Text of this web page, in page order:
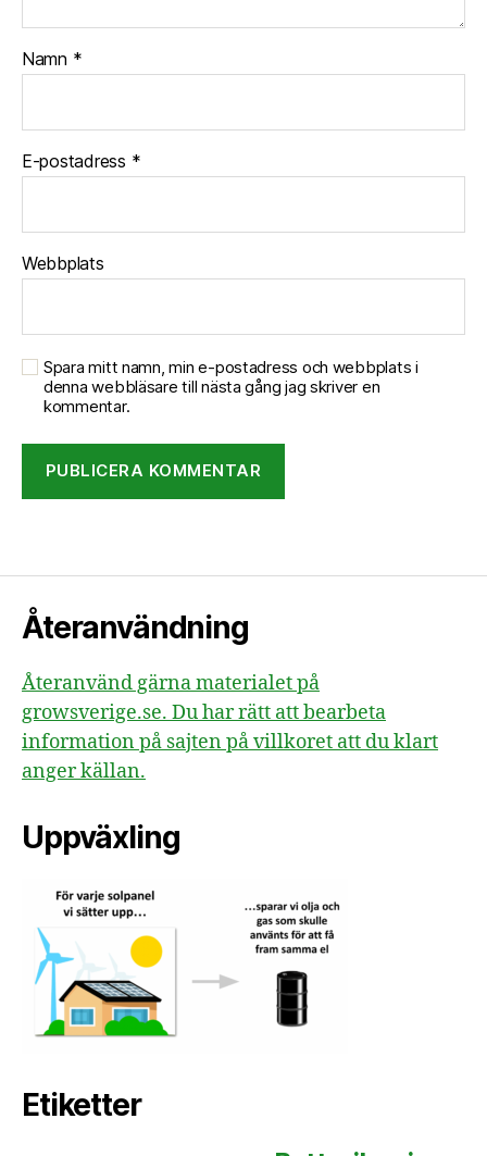
Namn *
E-postadress *
Webbplats
Spara mitt namn, min e-postadress och webbplats i
denna webbläsare till nästa gång jag skriver en
kommentar.
Återanvändning
Återanvänd gärna materialet på
growsverige.se. Du har rätt att bearbeta
information på sajten på villkoret att du klart
anger källan.
Uppväxling
Etiketter